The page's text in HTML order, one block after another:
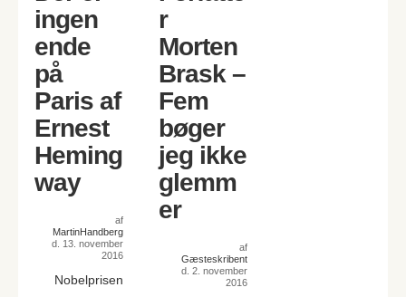
ingen
ende
på
Paris af
Ernest
Heming
way
af
MartinHandberg
d. 13. november
2016
Nobelprisen
r
Morten
Brask –
Fem
bøger
jeg ikke
glemm
er
af
Gæsteskribent
d. 2. november
2016